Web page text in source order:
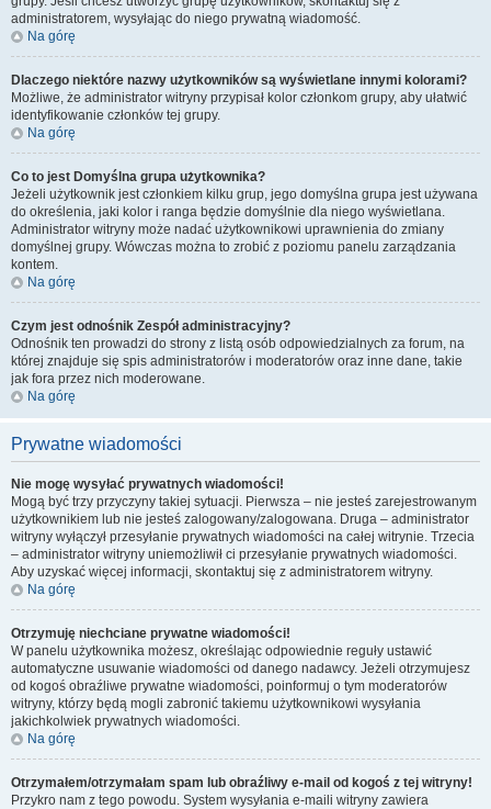
administratorem, wysyłając do niego prywatną wiadomość.
Na górę
Dlaczego niektóre nazwy użytkowników są wyświetlane innymi kolorami?
Możliwe, że administrator witryny przypisał kolor członkom grupy, aby ułatwić
identyfikowanie członków tej grupy.
Na górę
Co to jest Domyślna grupa użytkownika?
Jeżeli użytkownik jest członkiem kilku grup, jego domyślna grupa jest używana
do określenia, jaki kolor i ranga będzie domyślnie dla niego wyświetlana.
Administrator witryny może nadać użytkownikowi uprawnienia do zmiany
domyślnej grupy. Wówczas można to zrobić z poziomu panelu zarządzania
kontem.
Na górę
Czym jest odnośnik Zespół administracyjny?
Odnośnik ten prowadzi do strony z listą osób odpowiedzialnych za forum, na
której znajduje się spis administratorów i moderatorów oraz inne dane, takie
jak fora przez nich moderowane.
Na górę
Prywatne wiadomości
Nie mogę wysyłać prywatnych wiadomości!
Mogą być trzy przyczyny takiej sytuacji. Pierwsza – nie jesteś zarejestrowanym
użytkownikiem lub nie jesteś zalogowany/zalogowana. Druga – administrator
witryny wyłączył przesyłanie prywatnych wiadomości na całej witrynie. Trzecia
– administrator witryny uniemożliwił ci przesyłanie prywatnych wiadomości.
Aby uzyskać więcej informacji, skontaktuj się z administratorem witryny.
Na górę
Otrzymuję niechciane prywatne wiadomości!
W panelu użytkownika możesz, określając odpowiednie reguły ustawić
automatyczne usuwanie wiadomości od danego nadawcy. Jeżeli otrzymujesz
od kogoś obraźliwe prywatne wiadomości, poinformuj o tym moderatorów
witryny, którzy będą mogli zabronić takiemu użytkownikowi wysyłania
jakichkolwiek prywatnych wiadomości.
Na górę
Otrzymałem/otrzymałam spam lub obraźliwy e-mail od kogoś z tej witryny!
Przykro nam z tego powodu. System wysyłania e-maili witryny zawiera